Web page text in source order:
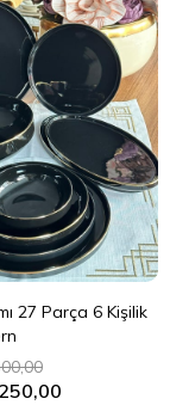
27 Parça 6 Kişilik